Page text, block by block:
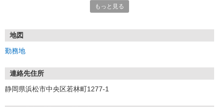
1.応募…Webもしくはお電話より応募ください。
※実技試験はドライバーの職種のみとなります。
もっと見る
地図
勤務地
連絡先住所
静岡県浜松市中央区若林町1277-1